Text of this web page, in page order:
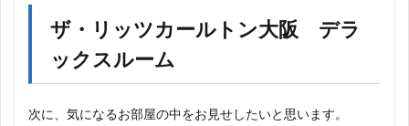
ザ・リッツカールトン大阪 デラ
ックスルーム
次に、気になるお部屋の中をお見せしたいと思います。